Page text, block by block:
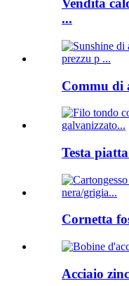
Vendita
...
Commu di
Testa
Cornetta
Acciaio